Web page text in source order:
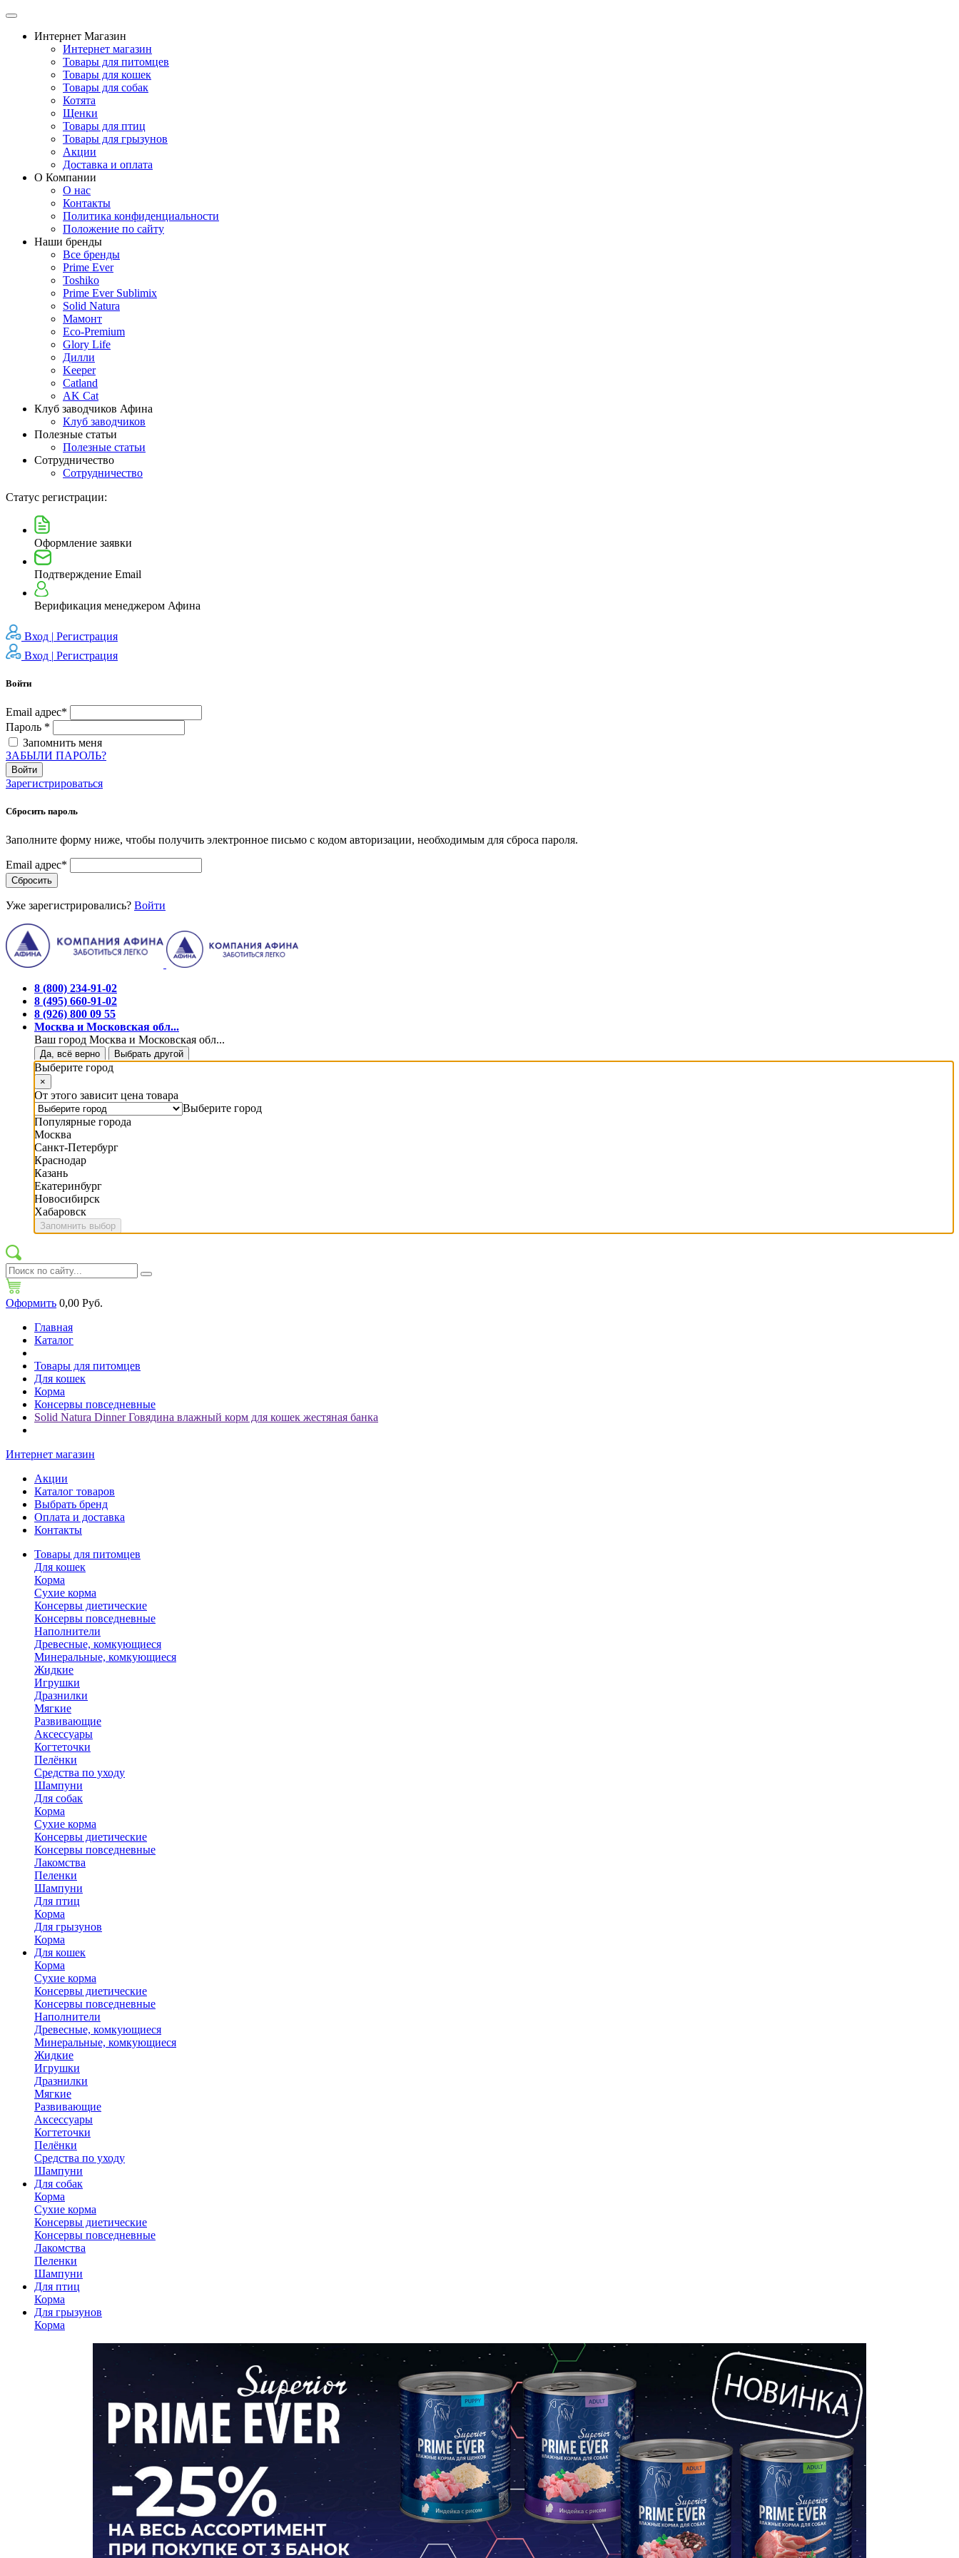
Интернет Магазин
Интернет магазин
Товары для питомцев
Товары для кошек
Товары для собак
Котята
Щенки
Товары для птиц
Товары для грызунов
Акции
Доставка и оплата
О Компании
О нас
Контакты
Политика конфиденциальности
Положение по сайту
Наши бренды
Все бренды
Prime Ever
Toshiko
Prime Ever Sublimix
Solid Natura
Мамонт
Eco-Premium
Glory Life
Дилли
Keeper
Catland
AK Cat
Клуб заводчиков Афина
Клуб заводчиков
Полезные статьи
Полезные статьи
Сотрудничество
Сотрудничество
Статус регистрации:
Оформление заявки
Подтверждение Email
Верификация менеджером Афина
Вход | Регистрация
Вход | Регистрация
Войти
Email адрес*
Пароль *
Запомнить меня
ЗАБЫЛИ ПАРОЛЬ?
Войти
Зарегистрироваться
Сбросить пароль
Заполните форму ниже, чтобы получить электронное письмо с кодом авторизации, необходимым для сброса пароля.
Email адрес*
Сбросить
Уже зарегистрировались? Войти
8 (800) 234-91-02
8 (495) 660-91-02
8 (926) 800 09 55
Москва и Московская обл...
Ваш город Москва и Московская обл...
Да, всё верно Выбрать другой
Выберите город
×
От этого зависит цена товара
Выберите город
Популярные города
Москва
Санкт-Петербург
Краснодар
Казань
Екатеринбург
Новосибирск
Хабаровск
Запомнить выбор
Оформить 0,00 Руб.
Главная
Каталог
Товары для питомцев
Для кошек
Корма
Консервы повседневные
Solid Natura Dinner Говядина влажный корм для кошек жестяная банка
Интернет магазин
Акции
Каталог товаров
Выбрать бренд
Оплата и доставка
Контакты
Товары для питомцев
Для кошек
Корма
Сухие корма
Консервы диетические
Консервы повседневные
Наполнители
Древесные, комкующиеся
Минеральные, комкующиеся
Жидкие
Игрушки
Дразнилки
Мягкие
Развивающие
Аксессуары
Когтеточки
Пелёнки
Средства по уходу
Шампуни
Для собак
Корма
Сухие корма
Консервы диетические
Консервы повседневные
Лакомства
Пеленки
Шампуни
Для птиц
Корма
Для грызунов
Корма
Для кошек
Корма
Сухие корма
Консервы диетические
Консервы повседневные
Наполнители
Древесные, комкующиеся
Минеральные, комкующиеся
Жидкие
Игрушки
Дразнилки
Мягкие
Развивающие
Аксессуары
Когтеточки
Пелёнки
Средства по уходу
Шампуни
Для собак
Корма
Сухие корма
Консервы диетические
Консервы повседневные
Лакомства
Пеленки
Шампуни
Для птиц
Корма
Для грызунов
Корма